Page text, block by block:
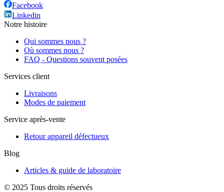
Facebook
Linkedin
Notre histoire
Qui sommes nous ?
Où sommes nous ?
FAQ - Questions souvent posées
Services client
Livraisons
Modes de paiement
Service après-vente
Retour appareil défectueux
Blog
Articles & guide de laboratoire
© 2025 Tous droits réservés